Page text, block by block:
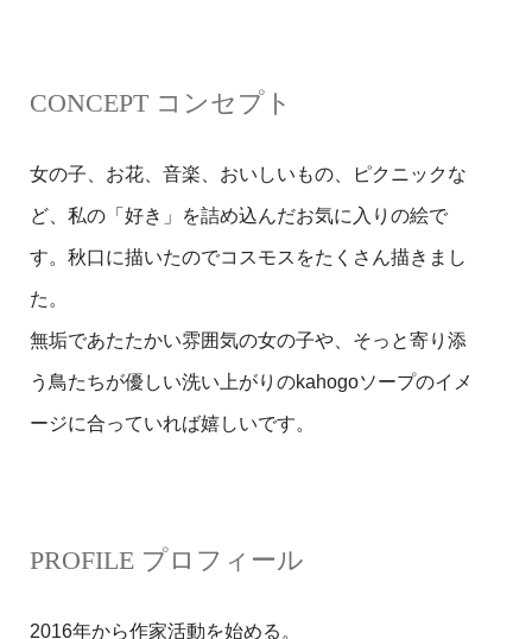
CONCEPT コンセプト
女の子、お花、音楽、おいしいもの、ピクニックな
ど、私の「好き」を詰め込んだお気に入りの絵で
す。秋口に描いたのでコスモスをたくさん描きまし
た。
無垢であたたかい雰囲気の女の子や、そっと寄り添
う鳥たちが優しい洗い上がりのkahogoソープのイメ
ージに合っていれば嬉しいです。
PROFILE プロフィール
2016年から作家活動を始める。